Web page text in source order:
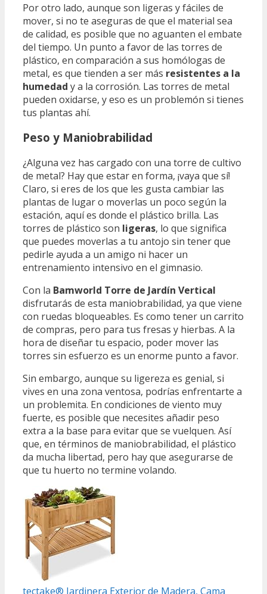
Por otro lado, aunque son ligeras y fáciles de
mover, si no te aseguras de que el material sea
de calidad, es posible que no aguanten el embate
del tiempo. Un punto a favor de las torres de
plástico, en comparación a sus homólogas de
metal, es que tienden a ser más resistentes a la
humedad y a la corrosión. Las torres de metal
pueden oxidarse, y eso es un problemón si tienes
tus plantas ahí.
Peso y Maniobrabilidad
¿Alguna vez has cargado con una torre de cultivo
de metal? Hay que estar en forma, ¡vaya que sí!
Claro, si eres de los que les gusta cambiar las
plantas de lugar o moverlas un poco según la
estación, aquí es donde el plástico brilla. Las
torres de plástico son ligeras, lo que significa
que puedes moverlas a tu antojo sin tener que
pedirle ayuda a un amigo ni hacer un
entrenamiento intensivo en el gimnasio.
Con la Bamworld Torre de Jardín Vertical
disfrutarás de esta maniobrabilidad, ya que viene
con ruedas bloqueables. Es como tener un carrito
de compras, pero para tus fresas y hierbas. A la
hora de diseñar tu espacio, poder mover las
torres sin esfuerzo es un enorme punto a favor.
Sin embargo, aunque su ligereza es genial, si
vives en una zona ventosa, podrías enfrentarte a
un problemita. En condiciones de viento muy
fuerte, es posible que necesites añadir peso
extra a la base para evitar que se vuelquen. Así
que, en términos de maniobrabilidad, el plástico
da mucha libertad, pero hay que asegurarse de
que tu huerto no termine volando.
tectake® Jardinera Exterior de Madera, Cama